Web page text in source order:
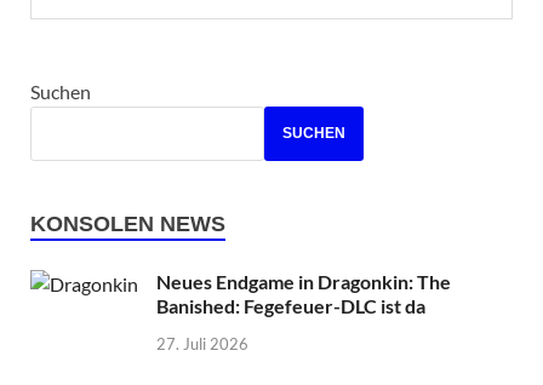
Suchen
SUCHEN
KONSOLEN NEWS
Neues Endgame in Dragonkin: The
Banished: Fegefeuer-DLC ist da
27. Juli 2026